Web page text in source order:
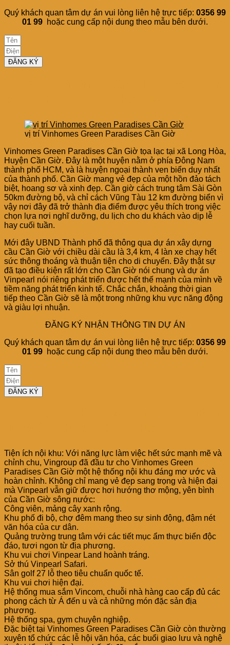
Quý khách quan tâm dự án vui lòng liên hệ trực tiếp: 0356 99
01 99 hoặc cung cấp nội dung theo mẫu bên dưới.
ĐĂNG KÝ
vị trí Vinhomes Green Paradises Cần Giờ
Vinhomes Green Paradises Cần Giờ tọa lạc tại xã Long Hòa,
Huyện Cần Giờ. Đây là một huyện nằm ở phía Đông Nam
thành phố HCM, và là huyện ngoại thành ven biển duy nhất
của thành phố. Cần Giờ mang vẻ đẹp của một hồn đảo tách
biệt, hoang sơ và xinh đẹp. Cần giờ cách trung tâm Sài Gòn
50km đường bộ, và chỉ cách Vũng Tàu 12 km đường biển vì
vậy nơi đây đã trở thành địa điểm được yêu thích trong việc
chọn lựa nơi nghĩ dưỡng, du lịch cho du khách vào dịp lễ
hay cuối tuần.
Mới đây UBND Thành phố đã thông qua dự án xây dựng
cầu Cần Giờ với chiều dài cầu là 3,4 km, 4 làn xe chạy hết
sức thông thoáng và thuận tiện cho di chuyển. Đây thật sự
đã tạo điều kiện rất lớn cho Cần Giờ nói chung và dự án
Vinpearl nói riêng phát triển được hết thế mạnh của mình về
tiềm năng phát triển kinh tế. Chắc chắn, khoảng thời gian
tiếp theo Cần Giờ sẽ là một trong những khu vực năng động
và giàu lợi nhuận.
ĐĂNG KÝ NHẬN THÔNG TIN DỰ ÁN
Quý khách quan tâm dự án vui lòng liên hệ trực tiếp: 0356 99
01 99 hoặc cung cấp nội dung theo mẫu bên dưới.
ĐĂNG KÝ
Tiện ích nội khu: Với năng lực làm việc hết sức mạnh mẽ và
chỉnh chu, Vingroup đã đầu tư cho Vinhomes Green
Paradises Cần Giờ một hệ thống nội khu đáng mơ ước và
hoàn chỉnh. Không chỉ mang vẻ đẹp sang trọng và hiện đại
mà Vinpearl vẫn giữ được hơi hướng thơ mộng, yên bình
của Cần Giờ sông nước:
Công viên, mảng cây xanh rộng.
Khu phố đi bộ, chợ đêm mang theo sự sinh động, đậm nét
văn hóa của cư dân.
Quảng trường trung tâm với các tiết mục ẩm thực biển độc
đáo, tươi ngon từ địa phương.
Khu vui chơi Vinpear Land hoành tráng.
Sở thú Vinpearl Safari.
Sân golf 27 lỗ theo tiêu chuẩn quốc tế.
Khu vui chơi hiện đại.
Hệ thống mua sắm Vincom, chuỗi nhà hàng cao cấp đủ các
phong cách từ Á đến u và cả những món đặc sản địa
phương.
Hệ thống spa, gym chuyên nghiệp.
Đặc biệt tại Vinhomes Green Paradises Cần Giờ còn thường
xuyên tổ chức các lễ hội văn hóa, các buổi giao lưu và nghệ